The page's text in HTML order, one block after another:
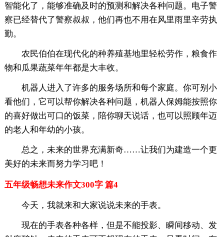
智能化了，能够准确及时的预测和解决各种问题。电子警
察已经替代了警察叔叔，他们再也不用在风里雨里辛劳执
勤。
农民伯伯在现代化的种养殖基地里轻松劳作，粮食作
物和瓜果蔬菜年年都是大丰收。
机器人进入了许多的服务场所和每个家庭。你可别小
看他们，它可以帮你解决各种问题，机器人保姆能按照你
的喜好做出可口的饭菜，陪你聊天说话，也可以照顾年迈
的老人和年幼的小孩。
总之，未来的世界充满新奇……让我们为建造一个更
美好的未来而努力学习吧！
五年级畅想未来作文300字 篇4
今天，我就来和大家说说未来的手表。
现在的手表各种各样，但是不能投影、瞬间移动、发